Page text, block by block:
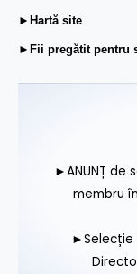
►Hartă site
►Fii pregătit pentru
►ANUNȚ de
membru
►Selecție